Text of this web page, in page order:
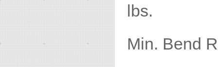
lbs.
Min.